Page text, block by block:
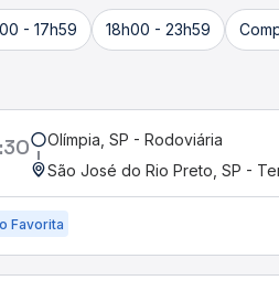
- 17h59 18h00 - 23h59
Olímpia, SP - Rodoviária
São José do Rio Preto, SP -
Favorita